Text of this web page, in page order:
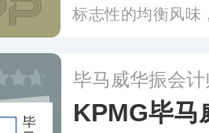
标志性的均衡风味
毕马威华振会
KPMG毕马